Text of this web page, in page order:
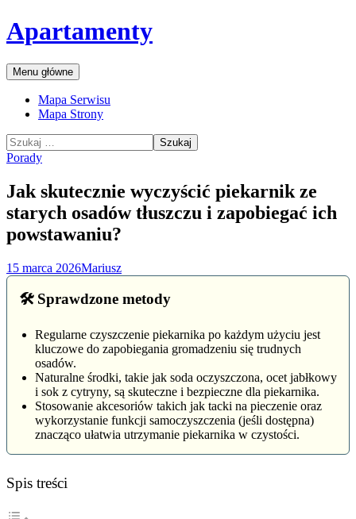
Przejdź
do
Apartamenty
Szukaj
Menu główne
Mapa Serwisu
Mapa Strony
Szukaj:
Porady
Jak skutecznie wyczyścić piekarnik ze
starych osadów tłuszczu i zapobiegać ich
powstawaniu?
15 marca 2026Mariusz
🛠️ Sprawdzone metody
Regularne czyszczenie piekarnika po każdym użyciu jest
kluczowe do zapobiegania gromadzeniu się trudnych
osadów.
Naturalne środki, takie jak soda oczyszczona, ocet jabłkowy
i sok z cytryny, są skuteczne i bezpieczne dla piekarnika.
Stosowanie akcesoriów takich jak tacki na pieczenie oraz
wykorzystanie funkcji samoczyszczenia (jeśli dostępna)
znacząco ułatwia utrzymanie piekarnika w czystości.
Spis treści